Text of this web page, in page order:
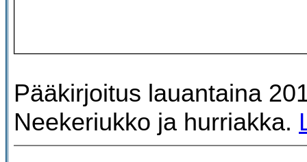
Pääkirjoitus lauantaina
Neekeriukko ja hurriakka.